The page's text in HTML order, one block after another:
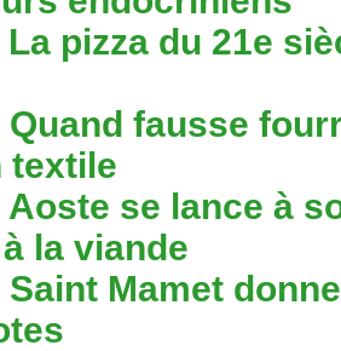
La pizza du 21e
Quand fausse
textile
Aoste se lance à
la viande
Saint Mamet